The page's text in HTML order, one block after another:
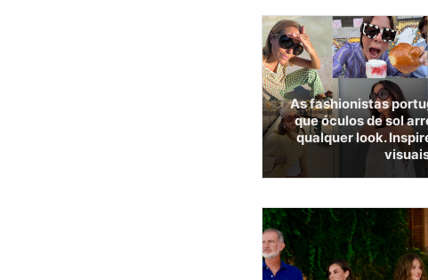
As fashionistas
que óculos de sol
qualquer look.